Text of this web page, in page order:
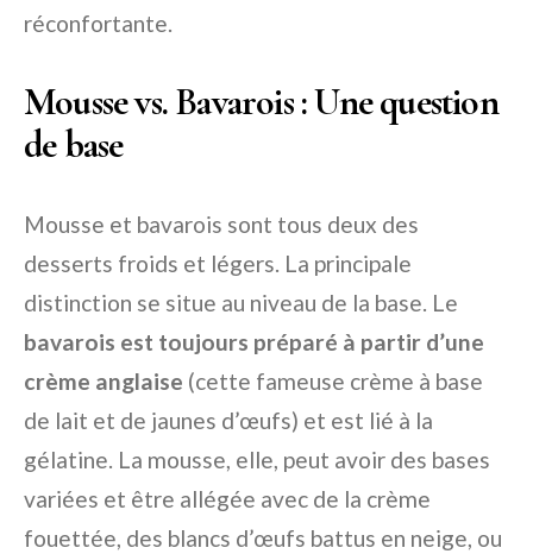
réconfortante.
Mousse vs. Bavarois : Une question
de base
Mousse et bavarois sont tous deux des
desserts froids et légers. La principale
distinction se situe au niveau de la base. Le
bavarois est toujours préparé à partir d’une
crème anglaise (cette fameuse crème à base
de lait et de jaunes d’œufs) et est lié à la
gélatine. La mousse, elle, peut avoir des bases
variées et être allégée avec de la crème
fouettée, des blancs d’œufs battus en neige, ou